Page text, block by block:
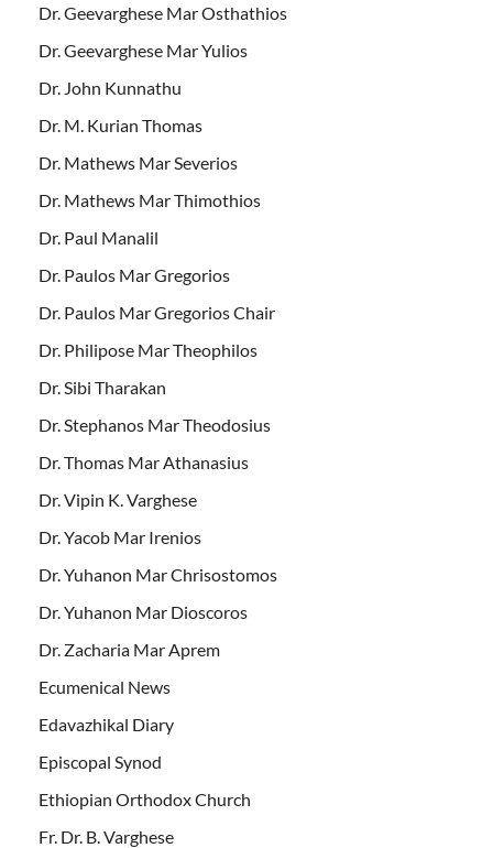
Dr. Geevarghese Mar Osthathios
Dr. Geevarghese Mar Yulios
Dr. John Kunnathu
Dr. M. Kurian Thomas
Dr. Mathews Mar Severios
Dr. Mathews Mar Thimothios
Dr. Paul Manalil
Dr. Paulos Mar Gregorios
Dr. Paulos Mar Gregorios Chair
Dr. Philipose Mar Theophilos
Dr. Sibi Tharakan
Dr. Stephanos Mar Theodosius
Dr. Thomas Mar Athanasius
Dr. Vipin K. Varghese
Dr. Yacob Mar Irenios
Dr. Yuhanon Mar Chrisostomos
Dr. Yuhanon Mar Dioscoros
Dr. Zacharia Mar Aprem
Ecumenical News
Edavazhikal Diary
Episcopal Synod
Ethiopian Orthodox Church
Fr. Dr. B. Varghese